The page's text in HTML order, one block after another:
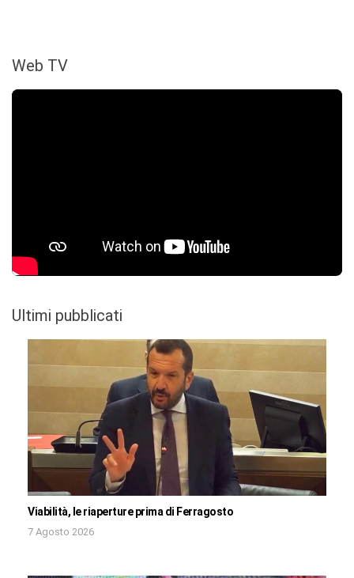
Web TV
Ultimi pubblicati
Viabilità, le riaperture prima di Ferragosto
7 Agosto 2026